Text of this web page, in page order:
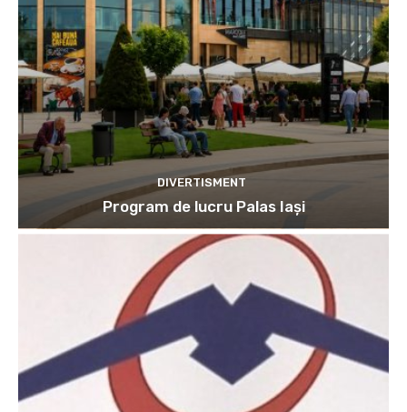
DIVERTISMENT
Program de lucru Palas Iași